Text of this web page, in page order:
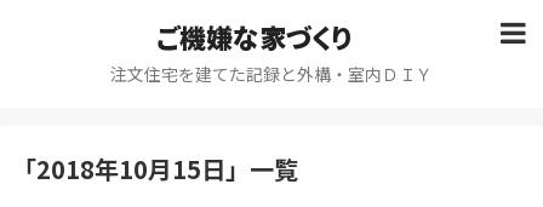
ご機嫌な家づくり
注文住宅を建てた記録と外構・室内ＤＩＹ
「2018年10月15日」 一覧